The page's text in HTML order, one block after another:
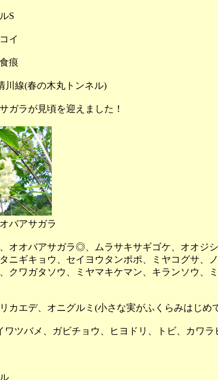
S
イ
痕
川線(春の木丸トンネル)
ガラが見頃を迎えました！
ガラ
オオバアサガラ◎、ムラサキサギゴケ、オオジシ
ギキョウ、セイヨウタンポポ、ミヤコグサ、ノ
ワガタソウ、ミヤマキケマン、キランソウ、ミ
カエデ、オニグルミ(小さな実がふくらみはじめ
ワツバメ、ガビチョウ、ヒヨドリ、トビ、カワラ